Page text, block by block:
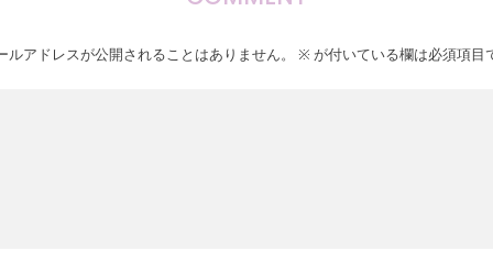
ルアドレスが公開されることはありません。 ※ が付いている欄は必須項目